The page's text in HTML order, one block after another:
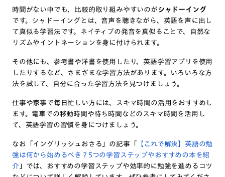
時間がない中でも、比較的取り組みやすいのがシャドーイング
です。シャドーイングとは、音声を聴きながら、英語を声に出し
て真似る学習法です。ネイティブの発音を真似ることで、自然な
リズムやイントネーションを身に付けられます。
その他にも、参考書や洋書を使用したり、英語学習アプリを使用
したりするなど、さまざまな学習方法があります。いろいろな方
法を試して、自分に合った学習方法を見つけましょう。
仕事や家事で毎日忙しい方には、スキマ時間の活用をおすすめし
ます。電車での移動時間や待ち時間などのスキマ時間を活用し
て、英語学習の習慣を身につけましょう。
なお「イングリッシュおさる」の記事「 【これで解決】英語の勉
強は何から始めるべき？5つの学習ステップやおすすめの本を紹
介 」では、おすすめの学習ステップや効率的に勉強を進めるコツ